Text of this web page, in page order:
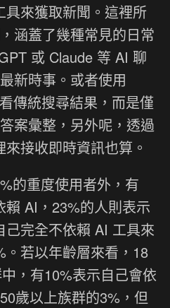
來獲取新聞。這裡所
涵蓋了幾種常見的日常
或 Claude 等 AI 聊
新時事。或者使用
傳統搜尋結果，而是僅
案彙整，另外呢，透過
接收即時資訊也算。
的重度使用者外，有
賴 AI，23%的人則表示
己完全不依賴 AI 工具來
若以年齡層來看，18
，有10%表示自己會依
歲以上族群的3%，但